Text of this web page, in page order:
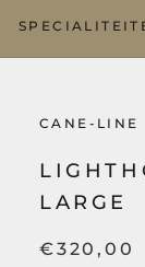
CANE-LINE
LARGE
€320,00